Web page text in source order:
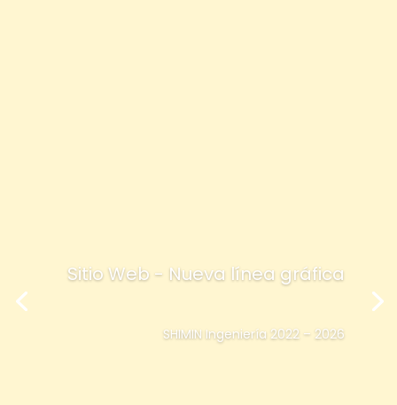
Sitio Web - Nueva línea gráfica
SHIMIN Ingeniería 2022 – 2026